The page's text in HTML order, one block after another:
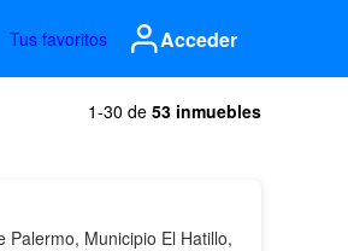
Tus favoritos Acceder
1-30 de 53 inmuebles
Municipio El Hatillo,